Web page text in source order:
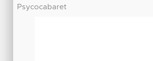
Psycocabaret